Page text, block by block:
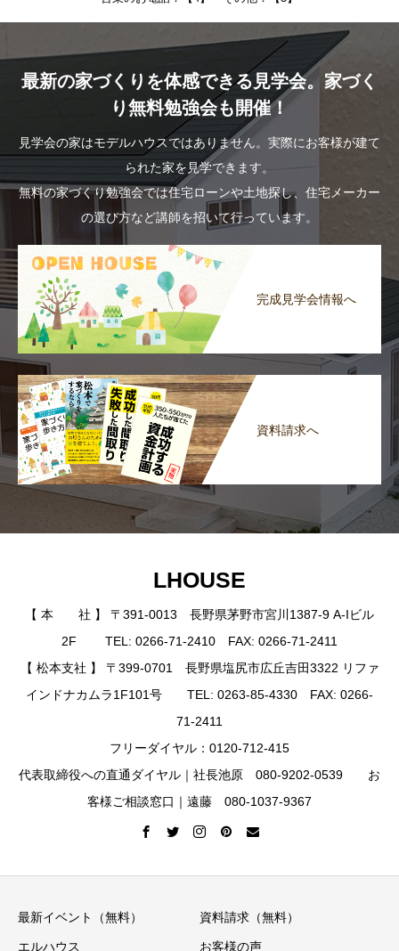
最新の家づくりを体感できる見学会。家づく
り無料勉強会も開催！
見学会の家はモデルハウスではありません。実際にお客様が建て
られた家を見学できます。
無料の家づくり勉強会では住宅ローンや土地探し、住宅メーカー
の選び方など講師を招いて行っています。
完成見学会情報へ
資料請求へ
LHOUSE
【 本 社 】 〒391-0013 長野県茅野市宮川1387-9 A-Iビル
2F TEL: 0266-71-2410 FAX: 0266-71-2411
【 松本支社 】 〒399-0701 長野県塩尻市広丘吉田3322 リファ
インドナカムラ1F101号 TEL: 0263-85-4330 FAX: 0266-
71-2411
フリーダイヤル：0120-712-415
代表取締役への直通ダイヤル｜社長池原 080-9202-0539 お
客様ご相談窓口｜遠藤 080-1037-9367
最新イベント（無料） 資料請求（無料）
エルハウス お客様の声